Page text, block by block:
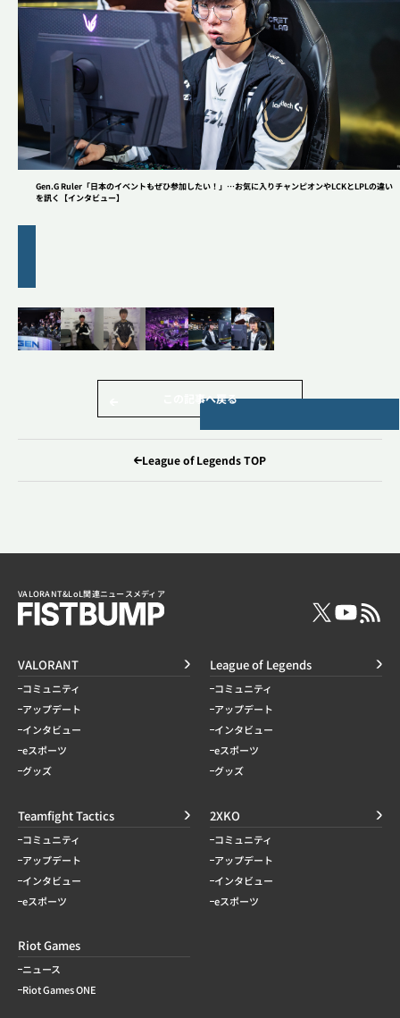
Gen.G Ruler「日本のイベントもぜひ参加したい！」…お気に入りチャンピオンやLCKとLPLの違い
を訊く【インタビュー】
この記事へ戻る
League of Legends TOP
VALORANT&LoL関連ニュースメディア
VALORANT
コミュニティ
アップデート
インタビュー
eスポーツ
グッズ
League of Legends
コミュニティ
アップデート
インタビュー
eスポーツ
グッズ
Teamfight Tactics
コミュニティ
アップデート
インタビュー
eスポーツ
2XKO
コミュニティ
アップデート
インタビュー
eスポーツ
Riot Games
ニュース
Riot Games ONE